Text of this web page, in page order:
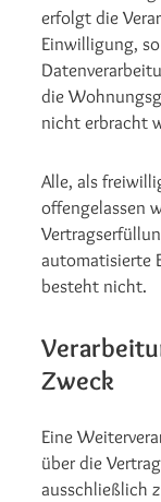
erfolgt die
Einwilligung,
die
nicht erbracht
Alle, als
offengelassen
automatisierte
besteht nicht.
Zweck
Eine
über die
ausschließlich